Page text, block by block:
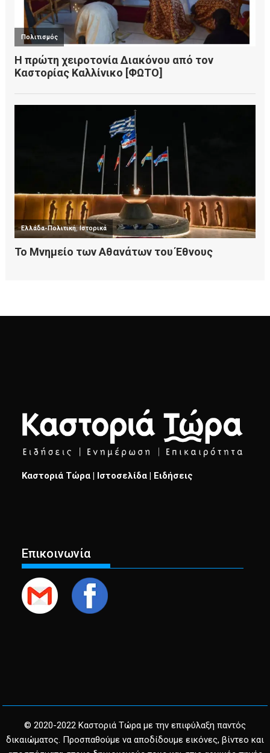
Καστοριά Τώρα | Ιστοσελίδα | Ειδήσεις
Επικοινωνία
© 2020-2022 Καστοριά Τώρα με την επιφύλαξη παντός
δικαιώματος. Προσπαθούμε να αποδίδουμε εικόνες, βίντεο και